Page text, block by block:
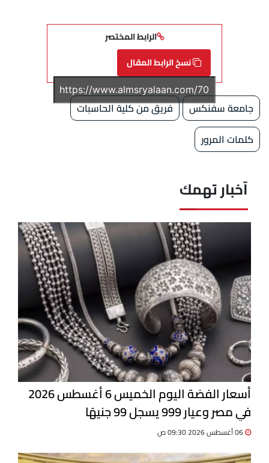
الرابط المختصر
نسخ الرابط المقال
جامعة سفنكس
فريق من كلية الحاسبات
كلمات المرور
آخبار تهمك
أسعار الفضة اليوم الخميس 6 أغسطس 2026
في مصر وعيار 999 يسجل 99 جنيهًا